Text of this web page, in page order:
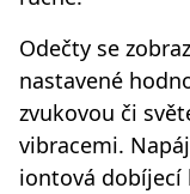
Odečty se
nastavené
zvukovou či
vibracemi.
iontová dobíjecí